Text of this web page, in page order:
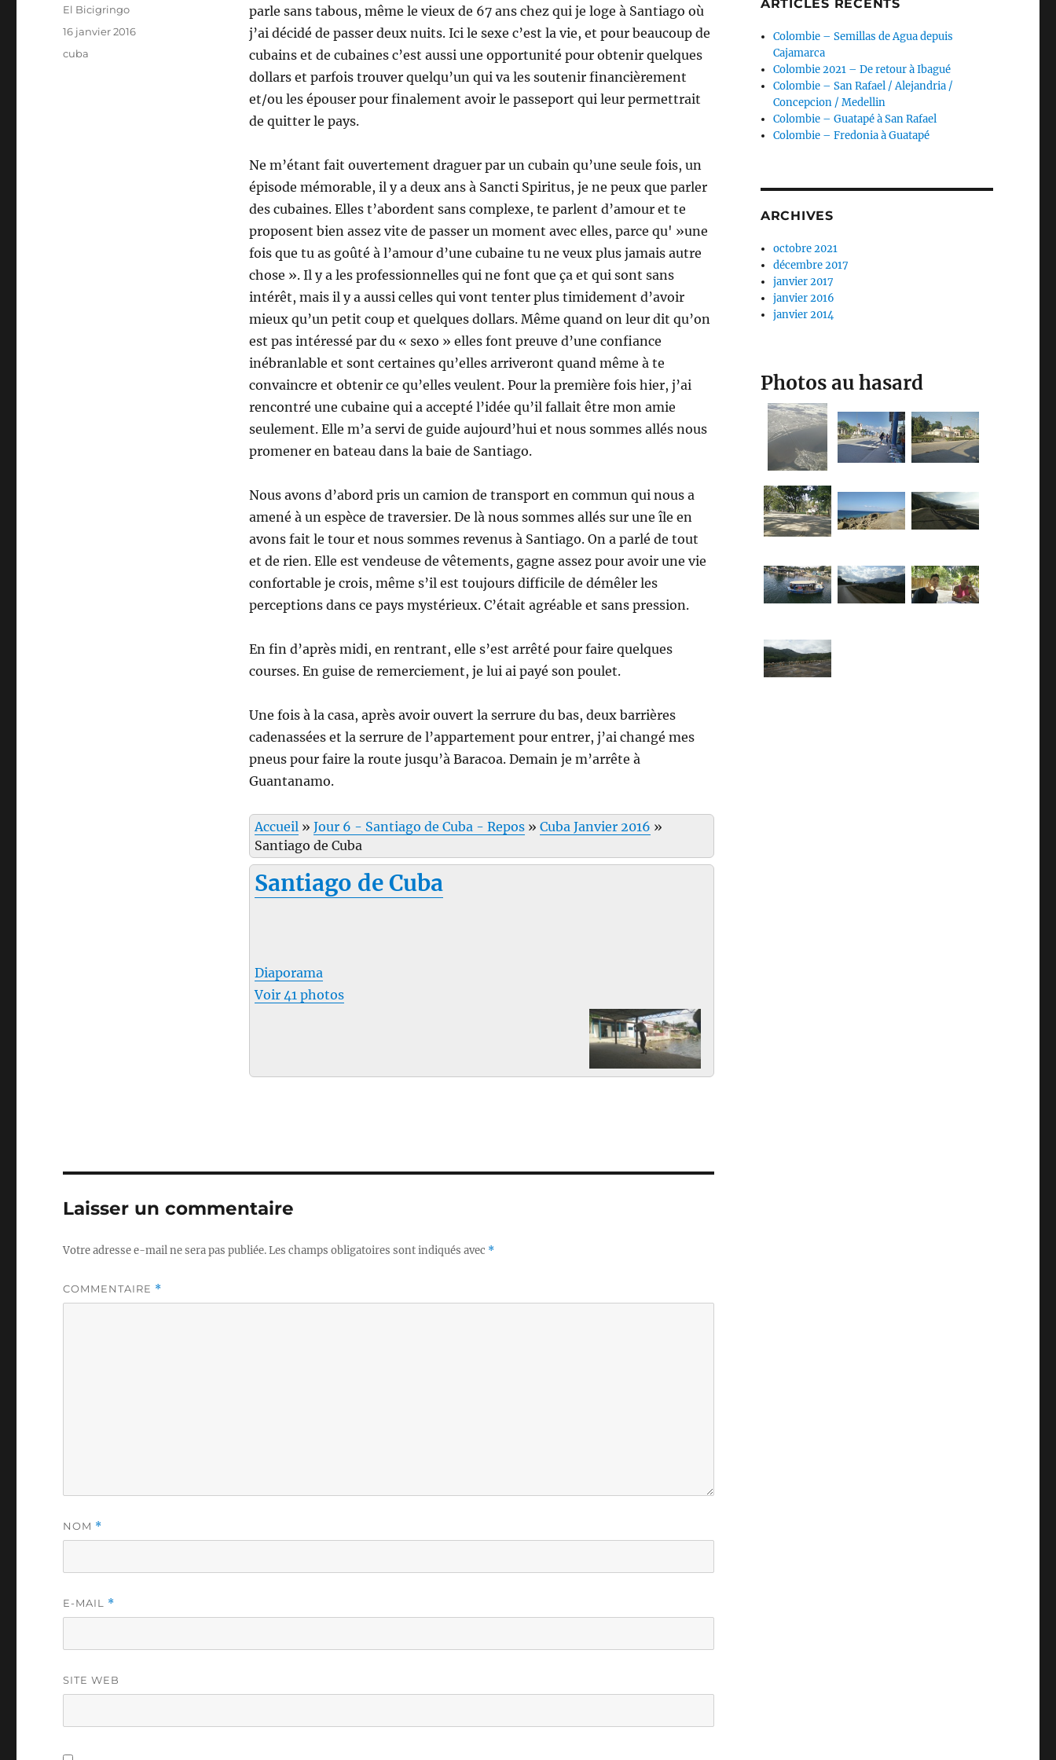
parle sans tabous, même le vieux de 67 ans chez qui je loge à Santiago où
j’ai décidé de passer deux nuits. Ici le sexe c’est la vie, et pour beaucoup de
cubains et de cubaines c’est aussi une opportunité pour obtenir quelques
dollars et parfois trouver quelqu’un qui va les soutenir financièrement
et/ou les épouser pour finalement avoir le passeport qui leur permettrait
de quitter le pays.
Ne m’étant fait ouvertement draguer par un cubain qu’une seule fois, un
épisode mémorable, il y a deux ans à Sancti Spiritus, je ne peux que parler
des cubaines. Elles t’abordent sans complexe, te parlent d’amour et te
proposent bien assez vite de passer un moment avec elles, parce qu' »une
fois que tu as goûté à l’amour d’une cubaine tu ne veux plus jamais autre
chose ». Il y a les professionnelles qui ne font que ça et qui sont sans
intérêt, mais il y a aussi celles qui vont tenter plus timidement d’avoir
mieux qu’un petit coup et quelques dollars. Même quand on leur dit qu’on
est pas intéressé par du « sexo » elles font preuve d’une confiance
inébranlable et sont certaines qu’elles arriveront quand même à te
convaincre et obtenir ce qu’elles veulent. Pour la première fois hier, j’ai
rencontré une cubaine qui a accepté l’idée qu’il fallait être mon amie
seulement. Elle m’a servi de guide aujourd’hui et nous sommes allés nous
promener en bateau dans la baie de Santiago.
Nous avons d’abord pris un camion de transport en commun qui nous a
amené à un espèce de traversier. De là nous sommes allés sur une île en
avons fait le tour et nous sommes revenus à Santiago. On a parlé de tout
et de rien. Elle est vendeuse de vêtements, gagne assez pour avoir une vie
confortable je crois, même s’il est toujours difficile de démêler les
perceptions dans ce pays mystérieux. C’était agréable et sans pression.
En fin d’après midi, en rentrant, elle s’est arrêté pour faire quelques
courses. En guise de remerciement, je lui ai payé son poulet.
Une fois à la casa, après avoir ouvert la serrure du bas, deux barrières
cadenassées et la serrure de l’appartement pour entrer, j’ai changé mes
pneus pour faire la route jusqu’à Baracoa. Demain je m’arrête à
Guantanamo.
Accueil» Jour 6 - Santiago de Cuba - Repos» Cuba Janvier 2016 »
Santiago de Cuba
Santiago de Cuba
Diaporama
Voir 41 photos
Auteur
El Bicigringo
Publié
16 janvier 2016
Étiquettes
cuba
Laisser un commentaire
Votre adresse e-mail ne sera pas publiée.Les champs obligatoires sont indiqués avec *
COMMENTAIRE *
NOM *
E-MAIL *
SITE WEB
ARTICLES RÉCENTS
Colombie – Semillas de Agua depuis
Cajamarca
Colombie 2021 – De retour à Ibagué
Colombie – San Rafael / Alejandria /
Concepcion / Medellin
Colombie – Guatapé à San Rafael
Colombie – Fredonia à Guatapé
ARCHIVES
octobre 2021
décembre 2017
janvier 2017
janvier 2016
janvier 2014
Photos au hasard